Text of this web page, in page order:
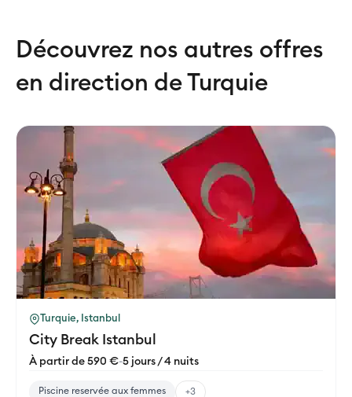
Découvrez nos autres offres
en direction de Turquie
Turquie, Istanbul
City Break Istanbul
À partir de 590 €-5 jours / 4 nuits
Piscine reservée aux femmes +3